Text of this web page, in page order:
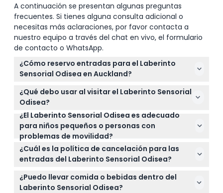
A continuación se presentan algunas preguntas
frecuentes. Si tienes alguna consulta adicional o
necesitas más aclaraciones, por favor contacta a
nuestro equipo a través del chat en vivo, el formulario
de contacto o WhatsApp.
¿Cómo reservo entradas para el Laberinto
Sensorial Odisea en Auckland?
Puede reservar sus entradas fácilmente en línea
aquí mismo en este sitio web seleccionando la
reserva.
¿Qué debo usar al visitar el Laberinto Sensorial
Odisea?
Es mejor vestir ropa cómoda que le permita
moverse libremente, ya que el laberinto implica
navegar obstáculos y diferentes espacios físicos.
¿El Laberinto Sensorial Odisea es adecuado
para niños pequeños o personas con
problemas de movilidad?
El laberinto está recomendado para niños de 5
años en adelante, pero no se recomienda para
para quienes tengan movilidad física limitada
debido a los obstáculos.
¿Cuál es la política de cancelación para las
entradas del Laberinto Sensorial Odisea?
Las entradas no son reembolsables y no pueden
cancelarse, así que asegúrese de reservar la fecha
¿Puedo llevar comida o bebidas dentro del
Laberinto Sensorial Odisea?